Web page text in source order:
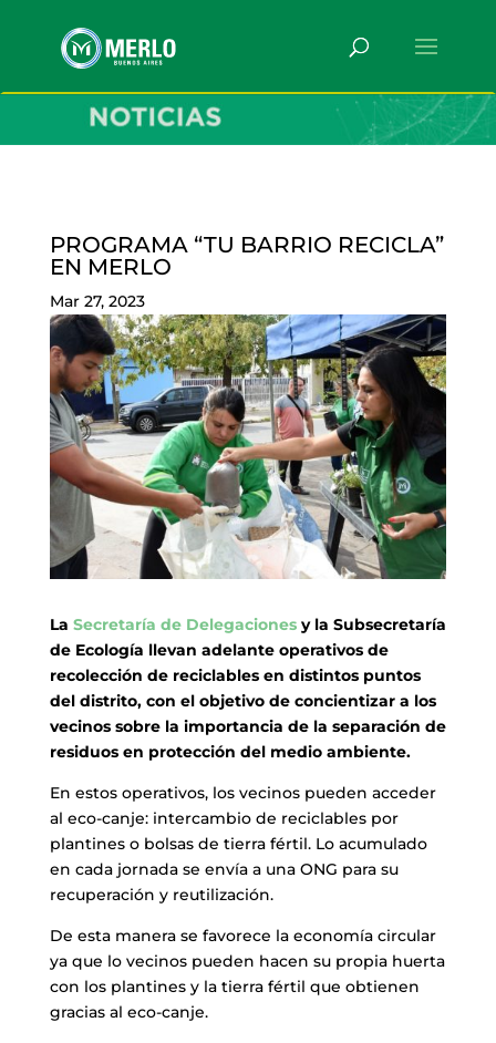
PROGRAMA “TU BARRIO RECICLA”
EN MERLO
Mar 27, 2023
La Secretaría de Delegacionesy la Subsecretaría
de Ecología llevan adelante operativos de
recolección de reciclables en distintos puntos
del distrito, con el objetivo de concientizar a los
vecinos sobre la importancia de la separación de
residuos en protección del medio ambiente.
En estos operativos, los vecinos pueden acceder
al eco-canje: intercambio de reciclables por
plantines o bolsas de tierra fértil. Lo acumulado
en cada jornada se envía a una ONG para su
recuperación y reutilización.
De esta manera se favorece la economía circular
ya que lo vecinos pueden hacen su propia huerta
con los plantines y la tierra fértil que obtienen
gracias al eco-canje.